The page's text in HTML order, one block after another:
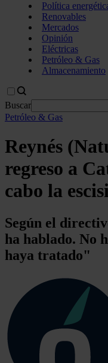
Política
Renovables
Mercados
Opinión
Eléctricas
Petróleo & Gas
Almacenamiento
Buscar
Petróleo & Gas
Reynés
regreso a
cabo la
Según el
ha hablado. No
haya tratado"